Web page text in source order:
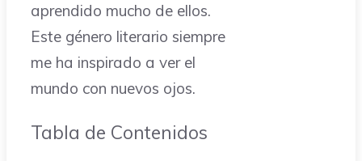
aprendido mucho de ellos.
Este género literario siempre
me ha inspirado a ver el
mundo con nuevos ojos.
Tabla de Contenidos